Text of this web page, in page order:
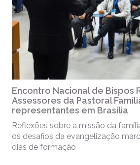
Encontro Nacional de Bispos
Assessores da Pastoral
representantes em Brasília
Reflexões sobre a missão da
os desafios da evangelização
dias de formação